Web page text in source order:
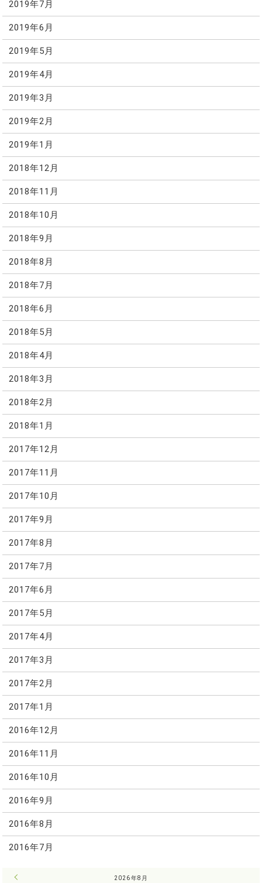
2019年7月
2019年6月
2019年5月
2019年4月
2019年3月
2019年2月
2019年1月
2018年12月
2018年11月
2018年10月
2018年9月
2018年8月
2018年7月
2018年6月
2018年5月
2018年4月
2018年3月
2018年2月
2018年1月
2017年12月
2017年11月
2017年10月
2017年9月
2017年8月
2017年7月
2017年6月
2017年5月
2017年4月
2017年3月
2017年2月
2017年1月
2016年12月
2016年11月
2016年10月
2016年9月
2016年8月
2016年7月
2026年8月